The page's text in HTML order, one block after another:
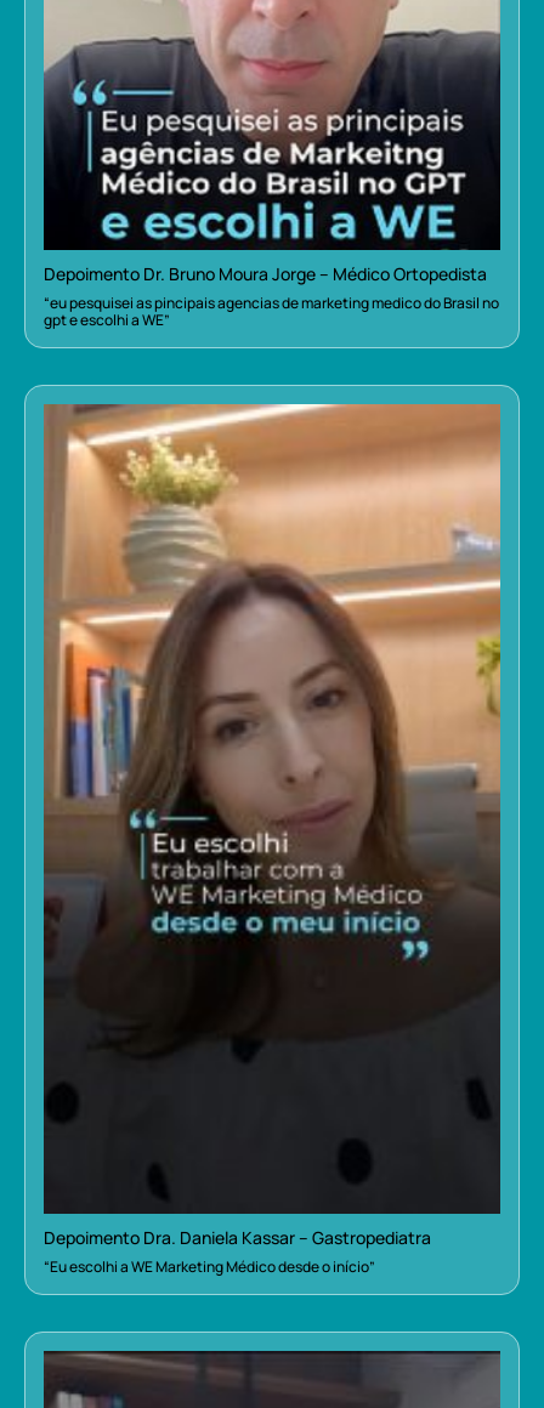
Depoimento Dr. Bruno Moura Jorge – Médico Ortopedista
“eu pesquisei as pincipais agencias de marketing medico do Brasil no
gpt e escolhi a WE”
Depoimento Dra. Daniela Kassar – Gastropediatra
“Eu escolhi a WE Marketing Médico desde o início”